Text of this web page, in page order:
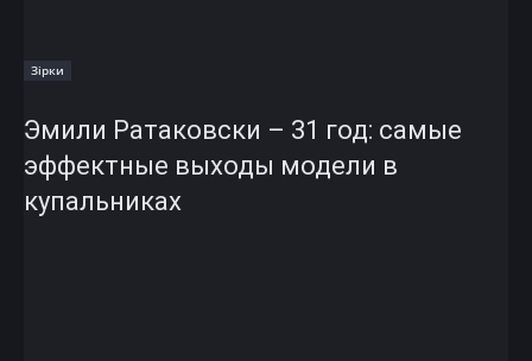
Зірки
Эмили Ратаковски – 31 год: самые
эффектные выходы модели в
купальниках